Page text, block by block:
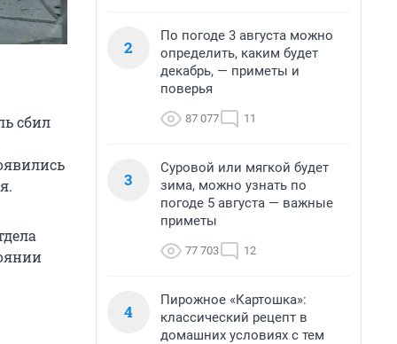
сбил
2
По погоде 3 августа можно
определить, каким будет
декабрь, — приметы и
поверья
87 077 11
3
Суровой или мягкой будет
зима, можно узнать по
погоде 5 августа — важные
приметы
77 703 12
4
Пирожное «Картошка»:
классический рецепт в
домашних условиях с тем